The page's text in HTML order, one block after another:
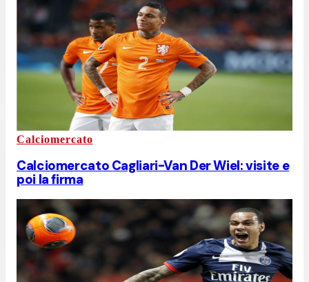
Calciomercato
Calciomercato Cagliari-Van Der Wiel: visite e
poi la firma